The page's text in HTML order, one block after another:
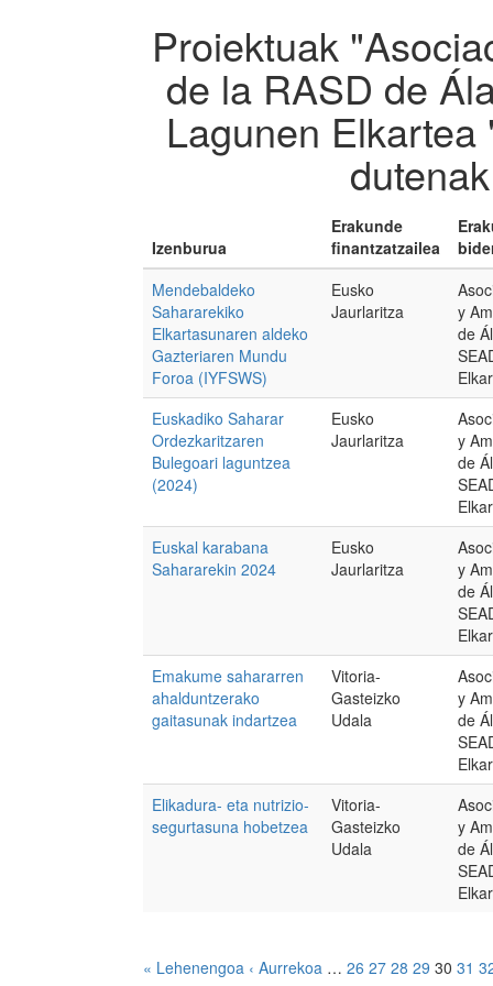
Proiektuak
de la RASD de
Lagunen
Izenburua
Erakunde
finantzatzailea
Mendebaldeko
Sahararekiko
Elkartasunaren aldeko
Gazteriaren Mundu
Foroa (IYFSWS)
Eusko
Jaurlaritza
y
de
Euskadiko Saharar
Ordezkaritzaren
Bulegoari laguntzea
(2024)
Eusko
Jaurlaritza
y
de
Euskal karabana
Sahararekin 2024
Eusko
Jaurlaritza
y
de
Emakume sahararren
ahalduntzerako
gaitasunak indartzea
Vitoria-
Gasteizko
Udala
y
de
Elikadura- eta nutrizio-
segurtasuna hobetzea
Vitoria-
Gasteizko
Udala
y
de
« Lehenengoa ‹ Aurrekoa … 26 27 28 29 30 31